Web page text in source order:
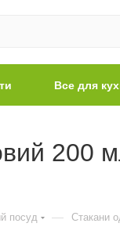
Все для
200
посуд — Стакани